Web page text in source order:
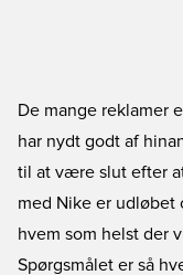
De mange reklamer
har nydt godt af
til at være slut efter
med Nike er udløbet
hvem som helst der
Spørgsmålet er så